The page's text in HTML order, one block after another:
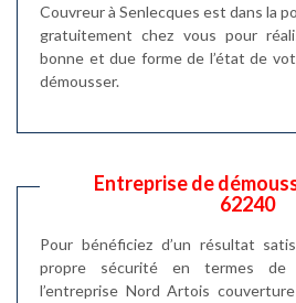
Couvreur à Senlecques est dans la
gratuitement chez vous pour
bonne et due forme de l’état de
démousser.
Entreprise de
62240
Pour bénéficiez d’un résultat
propre sécurité en termes de
l’entreprise Nord Artois